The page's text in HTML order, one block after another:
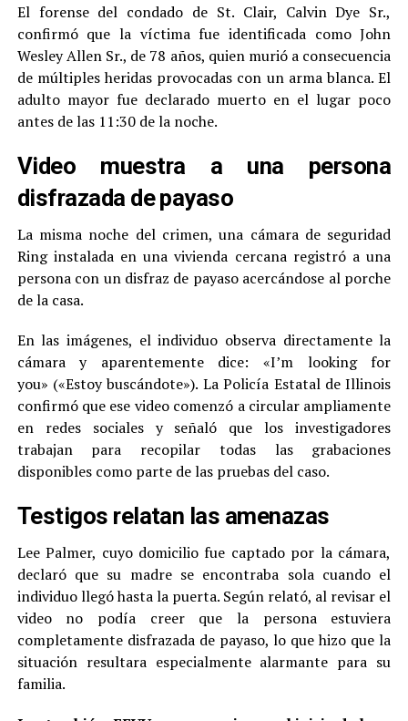
El forense del condado de St. Clair, Calvin Dye Sr.,
confirmó que la víctima fue identificada como John
Wesley Allen Sr., de 78 años, quien murió a consecuencia
de múltiples heridas provocadas con un arma blanca. El
adulto mayor fue declarado muerto en el lugar poco
antes de las 11:30 de la noche.
Video muestra a una persona
disfrazada de payaso
La misma noche del crimen, una cámara de seguridad
Ring instalada en una vivienda cercana registró a una
persona con un disfraz de payaso acercándose al porche
de la casa.
En las imágenes, el individuo observa directamente la
cámara y aparentemente dice: «I’m looking for
you» («Estoy buscándote»). La Policía Estatal de Illinois
confirmó que ese video comenzó a circular ampliamente
en redes sociales y señaló que los investigadores
trabajan para recopilar todas las grabaciones
disponibles como parte de las pruebas del caso.
Testigos relatan las amenazas
Lee Palmer, cuyo domicilio fue captado por la cámara,
declaró que su madre se encontraba sola cuando el
individuo llegó hasta la puerta. Según relató, al revisar el
video no podía creer que la persona estuviera
completamente disfrazada de payaso, lo que hizo que la
situación resultara especialmente alarmante para su
familia.